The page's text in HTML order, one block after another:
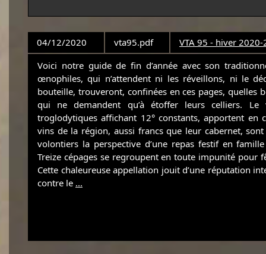
04/12/2020 vta95.pdf
VTA 95 - hiver
Voici notre guide de fin d’année avec son
œnophiles, qui n’attendent ni les réveillons, ni le
bouteille, trouveront, confinées en ces pages, quelles
qui ne demandent qu’à étoffer leurs celliers.
troglodytiques affichant 12° constants, apportent en
vins de la région, aussi francs que leur cabernet,
volontiers la perspective d’une repas festif en
Treize cépages se regroupent en toute impunité pour
Cette chaleureuse appellation jouit d’une réputation
contre le ...